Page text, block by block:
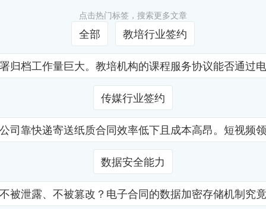
点击热门标签，搜索更多文章
全部 教培行业签约
归档工作量巨大。教培机构的课程服务协议能否通过
传媒行业签约
司靠快递寄送纸质合同效率低下且成本高昂。短视频
数据安全能力
被泄露、不被篡改？电子合同的数据加密存储机制究